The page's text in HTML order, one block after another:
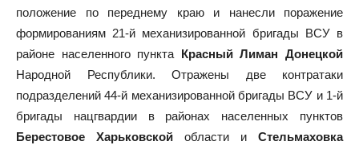
положение по переднему краю и нанесли поражение
формированиям 21-й механизированной бригады ВСУ в
районе населенного пункта Красный Лиман Донецкой
Народной Республики. Отражены две контратаки
подразделений 44-й механизированной бригады ВСУ и 1-й
бригады нацгвардии в районах населенных пунктов
Берестовое Харьковской области и Стельмаховка